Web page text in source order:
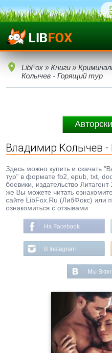
LibFox » Книги »
Колычев - Горящий тур
Владимир Колычев -
Здесь можно купить и скачать
тур" в формате fb2, epub, txt,
боевики, издательство
же Вы можете читать
сайте LibFox.Ru (ЛибФокс) или
ознакомиться с отзывами.
На Facebook
В Instagram
Мы